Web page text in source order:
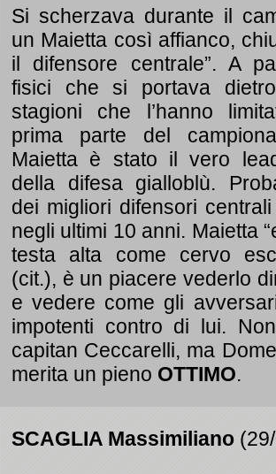
Si scherzava durante il
un Maietta così affianco,
il difensore centrale”. A
fisici che si portava
stagioni che l’hanno
prima parte del
Maietta è stato il vero
della difesa gialloblù.
dei migliori difensori
negli ultimi 10 anni. Maietta
testa alta come cervo
(cit.), è un piacere vederlo
e vedere come gli
impotenti contro di lui.
capitan Ceccarelli, ma
merita un pieno OTTIMO.
SCAGLIA Massimiliano